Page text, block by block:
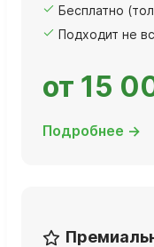
Бесплатно
Подходит не
от 15
Подробнее →